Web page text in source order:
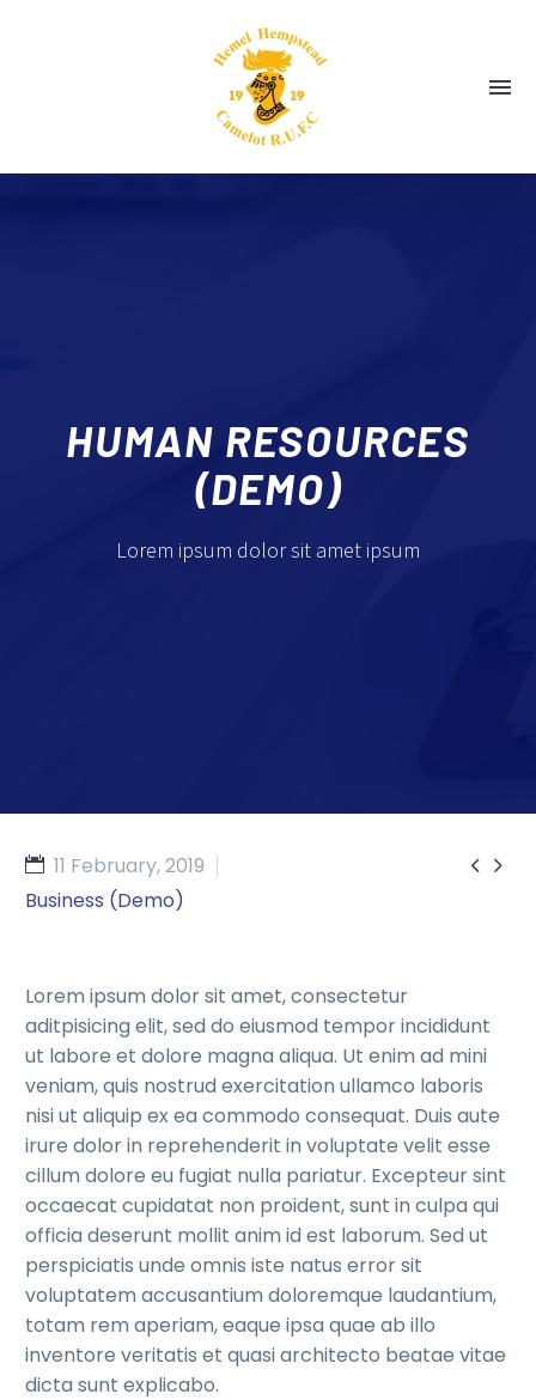
HUMAN RESOURCES
(DEMO)
Lorem ipsum dolor sit amet ipsum
 
11 February, 2019
Business (Demo)
Lorem ipsum dolor sit amet, consectetur
aditpisicing elit, sed do eiusmod tempor incididunt
ut labore et dolore magna aliqua. Ut enim ad mini
veniam, quis nostrud exercitation ullamco laboris
nisi ut aliquip ex ea commodo consequat. Duis aute
irure dolor in reprehenderit in voluptate velit esse
cillum dolore eu fugiat nulla pariatur. Excepteur sint
occaecat cupidatat non proident, sunt in culpa qui
officia deserunt mollit anim id est laborum. Sed ut
perspiciatis unde omnis iste natus error sit
voluptatem accusantium doloremque laudantium,
totam rem aperiam, eaque ipsa quae ab illo
inventore veritatis et quasi architecto beatae vitae
dicta sunt explicabo.